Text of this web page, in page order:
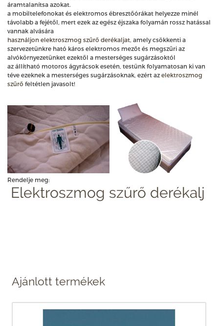
áramtalanítsa azokat.
a mobiltelefonokat és elektromos ébresztőórákat helyezze minél
távolabb a fejétől, mert ezek az egész éjszaka folyamán rossz hatással
vannak alvására
használjon elektroszmog szűrő derékaljat, amely csökkenti a
szervezetünkre ható káros elektromos mezőt és megszűri az
alvókörnyezetünket ezektől a mesterséges sugárzásoktól
az állítható motoros ágyrácsok esetén, testünk folyamatosan ki van
téve ezeknek a mesterséges sugárzásoknak, ezért az elektroszmog
szűrő feltétlen javasolt!
Rendelje meg:
Elektroszmog szűrő derékalj
Ajánlott termékek